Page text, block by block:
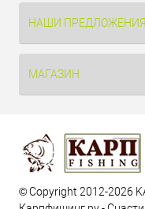
НАШИ ПРЕДЛОЖЕНИЯ
МАГАЗИН
© Copyright 2012-2026